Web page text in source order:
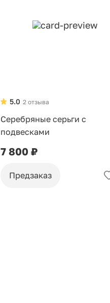
2 отзыва
5.0
Серебряные серьги с
подвесками
7 800 ₽
Предзаказ